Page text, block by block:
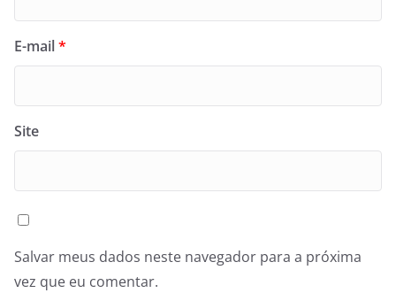
E-mail*
Site
Salvar meus dados neste navegador para a próxima
vez que eu comentar.